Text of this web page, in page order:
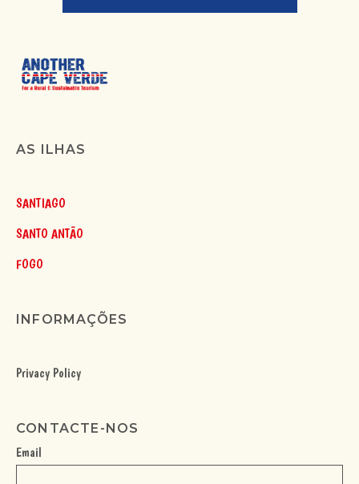
AS ILHAS
SANTIAGO
SANTO ANTÃO
FOGO
INFORMAÇÕES
Privacy Policy
CONTACTE-NOS
Email